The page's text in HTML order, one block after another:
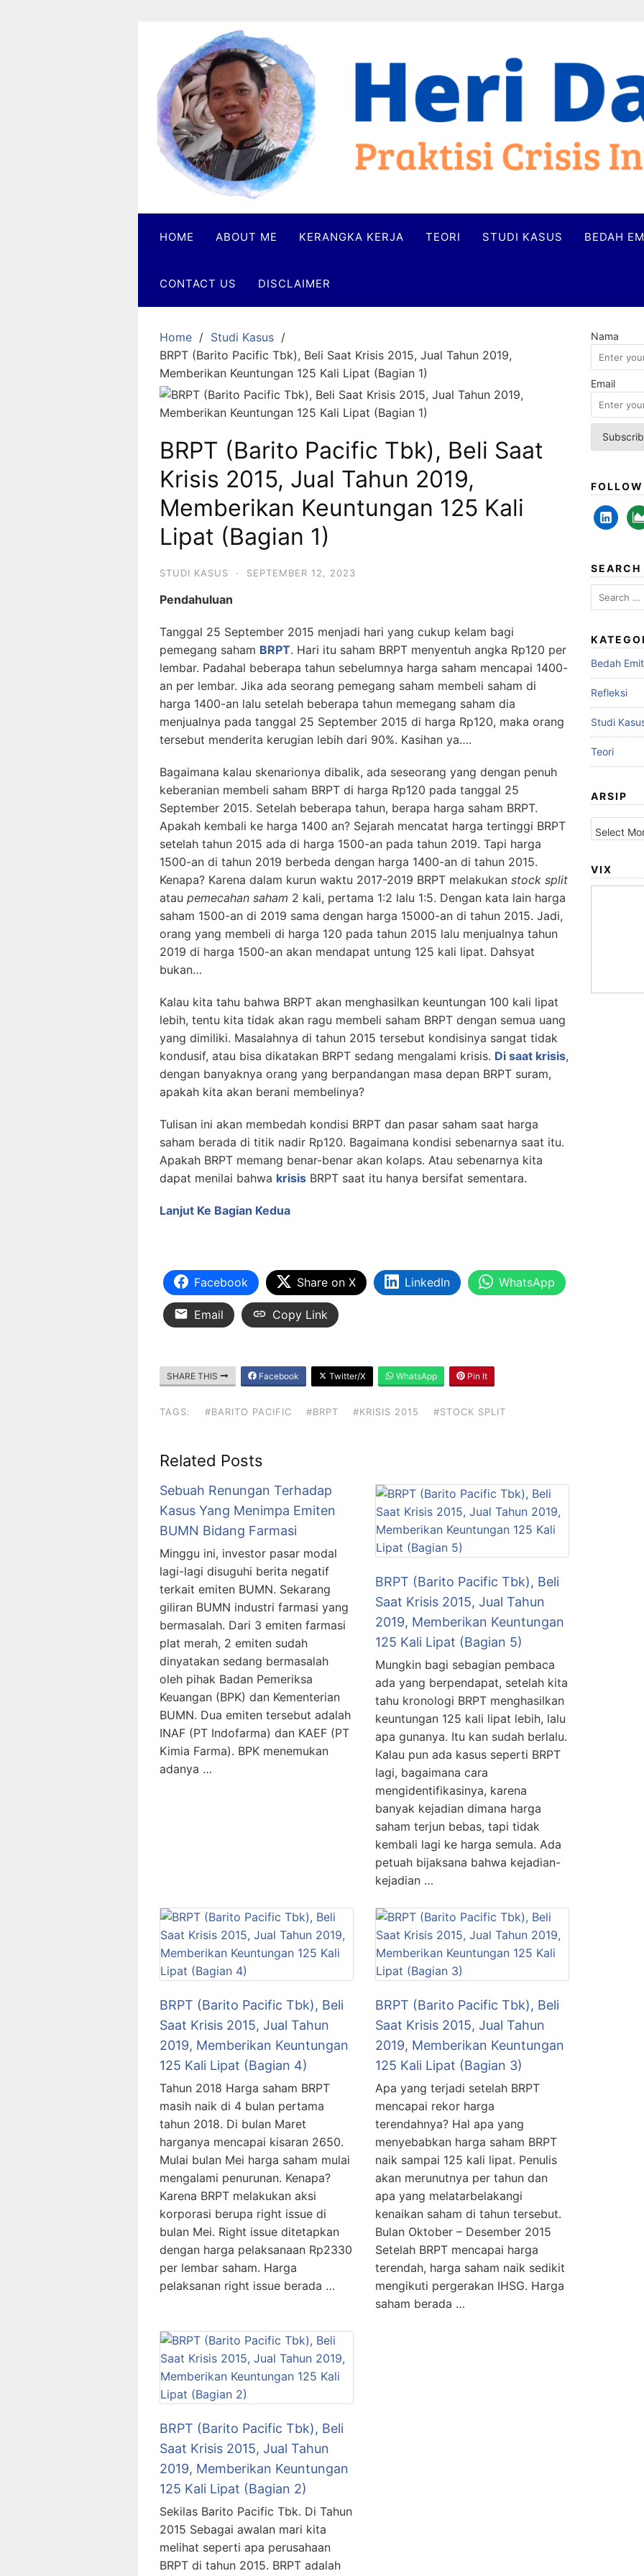
Heri
Danu
Praktisi
Crisis
Investing
HOME ABOUT ME KERANGKA KERJA TEORI STUDI KASUS BEDAH
CONTACT US DISCLAIMER
Home
Studi Kasus
BRPT (Barito Pacific Tbk), Beli Saat Krisis 2015, Jual Tahun 2019,
Memberikan Keuntungan 125 Kali Lipat (Bagian 1)
BRPT (Barito Pacific Tbk), Beli Saat
Krisis 2015, Jual Tahun 2019,
Memberikan Keuntungan 125 Kali
Lipat (Bagian 1)
STUDI KASUS · SEPTEMBER 12, 2023
Pendahuluan
Tanggal 25 September 2015 menjadi hari yang cukup kelam bagi
pemegang saham BRPT. Hari itu saham BRPT menyentuh angka Rp120 per
lembar. Padahal beberapa tahun sebelumnya harga saham mencapai 1400-
an per lembar. Jika ada seorang pemegang saham membeli saham di
harga 1400-an lalu setelah beberapa tahun memegang saham dia
menjualnya pada tanggal 25 September 2015 di harga Rp120, maka orang
tersebut menderita kerugian lebih dari 90%. Kasihan ya….
Bagaimana kalau skenarionya dibalik, ada seseorang yang dengan penuh
keberanian membeli saham BRPT di harga Rp120 pada tanggal 25
September 2015. Setelah beberapa tahun, berapa harga saham BRPT.
Apakah kembali ke harga 1400 an? Sejarah mencatat harga tertinggi BRPT
setelah tahun 2015 ada di harga 1500-an pada tahun 2019. Tapi harga
1500-an di tahun 2019 berbeda dengan harga 1400-an di tahun 2015.
Kenapa? Karena dalam kurun waktu 2017-2019 BRPT melakukan stock split
atau pemecahan saham 2 kali, pertama 1:2 lalu 1:5. Dengan kata lain harga
saham 1500-an di 2019 sama dengan harga 15000-an di tahun 2015. Jadi,
orang yang membeli di harga 120 pada tahun 2015 lalu menjualnya tahun
2019 di harga 1500-an akan mendapat untung 125 kali lipat. Dahsyat
bukan…
Kalau kita tahu bahwa BRPT akan menghasilkan keuntungan 100 kali lipat
lebih, tentu kita tidak akan ragu membeli saham BRPT dengan semua uang
yang dimiliki. Masalahnya di tahun 2015 tersebut kondisinya sangat tidak
kondusif, atau bisa dikatakan BRPT sedang mengalami krisis. Di saat krisis,
dengan banyaknya orang yang berpandangan masa depan BRPT suram,
apakah kita akan berani membelinya?
Tulisan ini akan membedah kondisi BRPT dan pasar saham saat harga
saham berada di titik nadir Rp120. Bagaimana kondisi sebenarnya saat itu.
Apakah BRPT memang benar-benar akan kolaps. Atau sebenarnya kita
dapat menilai bahwa krisis BRPT saat itu hanya bersifat sementara.
Lanjut Ke Bagian Kedua
Facebook Share on X LinkedIn WhatsApp
Email Copy Link
SHARE THIS Facebook Twitter/X WhatsApp Pin It
TAGS: #BARITO PACIFIC #BRPT #KRISIS 2015 #STOCK SPLIT
Related Posts
Sebuah Renungan Terhadap
Kasus Yang Menimpa Emiten
BUMN Bidang Farmasi
Minggu ini, investor pasar modal
lagi-lagi disuguhi berita negatif
terkait emiten BUMN. Sekarang
giliran BUMN industri farmasi yang
bermasalah. Dari 3 emiten farmasi
plat merah, 2 emiten sudah
dinyatakan sedang bermasalah
oleh pihak Badan Pemeriksa
Keuangan (BPK) dan Kementerian
BUMN. Dua emiten tersebut adalah
INAF (PT Indofarma) dan KAEF (PT
Kimia Farma). BPK menemukan
adanya …
BRPT (Barito Pacific Tbk), Beli
Saat Krisis 2015, Jual Tahun
2019, Memberikan Keuntungan
125 Kali Lipat (Bagian 5)
Mungkin bagi sebagian pembaca
ada yang berpendapat, setelah kita
tahu kronologi BRPT menghasilkan
keuntungan 125 kali lipat lebih, lalu
apa gunanya. Itu kan sudah berlalu.
Kalau pun ada kasus seperti BRPT
lagi, bagaimana cara
mengidentifikasinya, karena
banyak kejadian dimana harga
saham terjun bebas, tapi tidak
kembali lagi ke harga semula. Ada
petuah bijaksana bahwa kejadian-
kejadian …
BRPT (Barito Pacific Tbk), Beli
Saat Krisis 2015, Jual Tahun
2019, Memberikan Keuntungan
125 Kali Lipat (Bagian 4)
Tahun 2018 Harga saham BRPT
masih naik di 4 bulan pertama
tahun 2018. Di bulan Maret
harganya mencapai kisaran 2650.
Mulai bulan Mei harga saham mulai
mengalami penurunan. Kenapa?
Karena BRPT melakukan aksi
korporasi berupa right issue di
bulan Mei. Right issue ditetapkan
dengan harga pelaksanaan Rp2330
per lembar saham. Harga
pelaksanan right issue berada …
BRPT (Barito Pacific Tbk), Beli
Saat Krisis 2015, Jual Tahun
2019, Memberikan Keuntungan
125 Kali Lipat (Bagian 3)
Apa yang terjadi setelah BRPT
mencapai rekor harga
terendahnya? Hal apa yang
menyebabkan harga saham BRPT
naik sampai 125 kali lipat. Penulis
akan merunutnya per tahun dan
apa yang melatarbelakangi
kenaikan saham di tahun tersebut.
Bulan Oktober – Desember 2015
Setelah BRPT mencapai harga
terendah, harga saham naik sedikit
mengikuti pergerakan IHSG. Harga
saham berada …
BRPT (Barito Pacific Tbk), Beli
Saat Krisis 2015, Jual Tahun
2019, Memberikan Keuntungan
125 Kali Lipat (Bagian 2)
Sekilas Barito Pacific Tbk. Di Tahun
2015 Sebagai awalan mari kita
melihat seperti apa perusahaan
BRPT di tahun 2015. BRPT adalah
Nama
Email
linkedin-
alt
SEARCH
Search
for:
Bedah
Refleksi
Studi
Teori
ARSIP
Arsip
VIX